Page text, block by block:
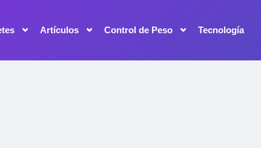
Artículos Control de Peso Tecnología